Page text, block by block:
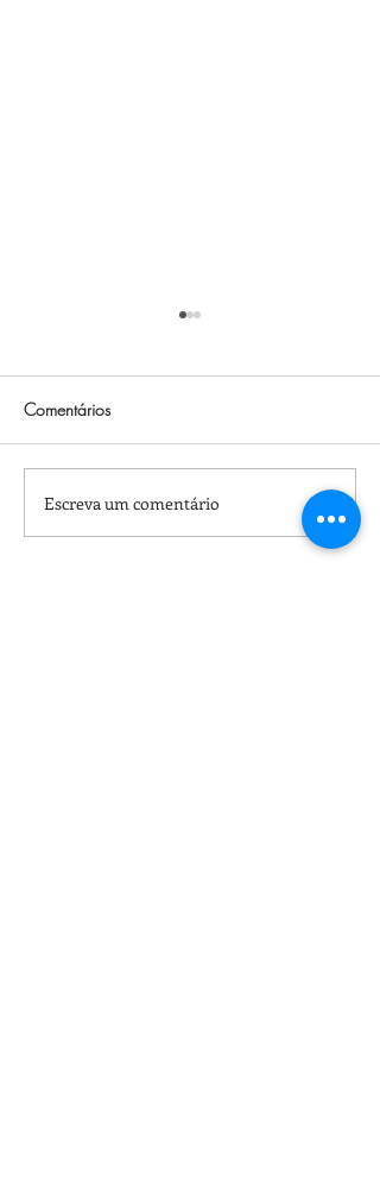
Conjunto no Sítio Cercado -
Curitiba
Comentários
Escreva um comentário